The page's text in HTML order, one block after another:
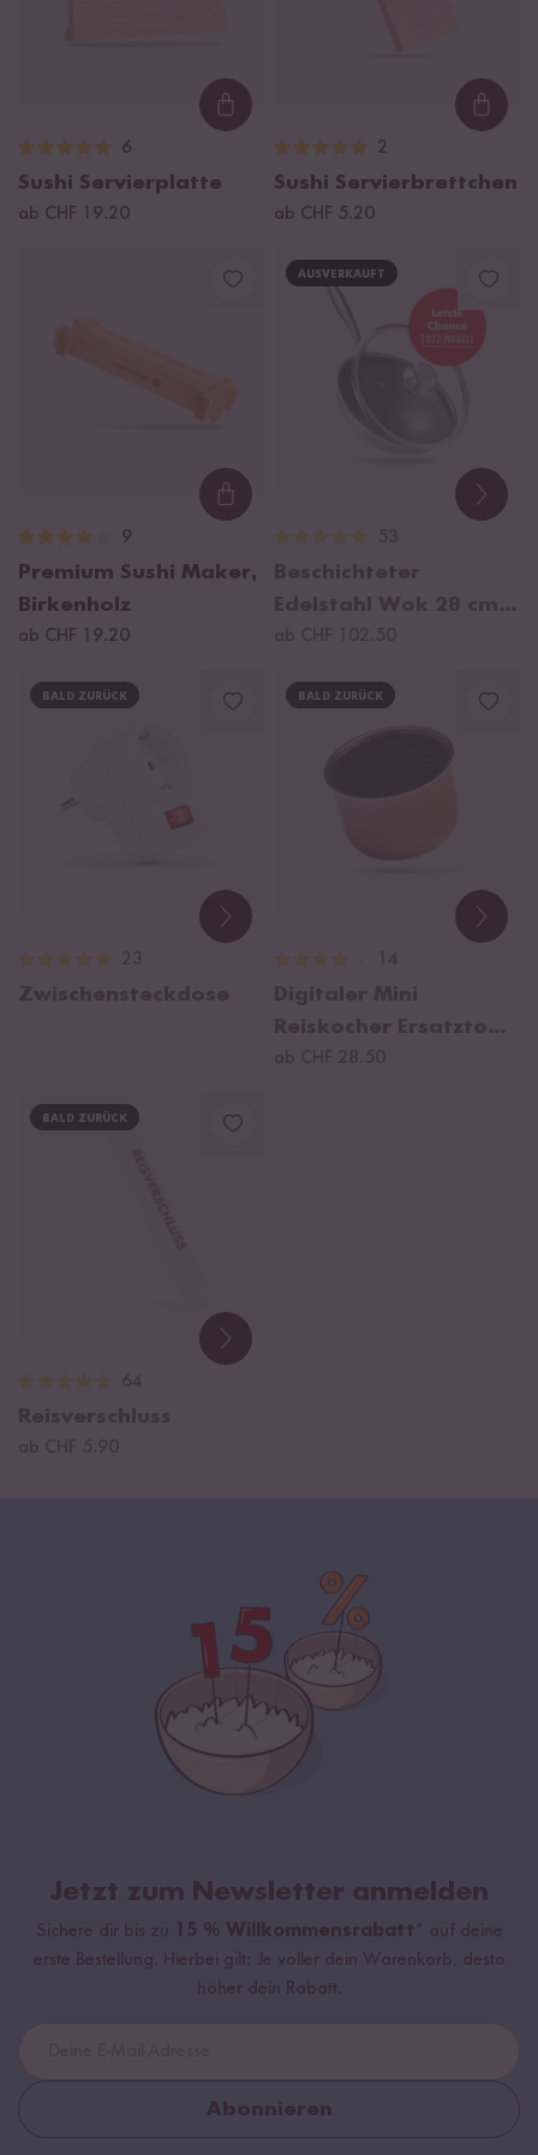
Loading...
6
Sushi Servierplatte
ab CHF 19.20
2
Sushi Servierbrettchen
ab CHF 5.20
Loading...
9
Premium Sushi Maker,
Birkenholz
ab CHF 19.20
AUSVERKAUFT
BALD ZURÜCK BALD ZURÜCK
BALD ZURÜCK
Jetzt zum Newsletter anmelden
Sichere dir bis zu 15 % Willkommensrabatt* auf deine
erste Bestellung. Hierbei gilt: Je voller dein Warenkorb, desto
höher dein Rabatt.
Abonnieren